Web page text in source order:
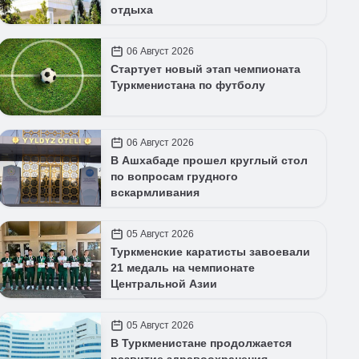
отдыха
06 Август 2026
Стартует новый этап чемпионата
Туркменистана по футболу
06 Август 2026
В Ашхабаде прошел круглый стол
по вопросам грудного
вскармливания
05 Август 2026
Туркменские каратисты завоевали
21 медаль на чемпионате
Центральной Азии
05 Август 2026
В Туркменистане продолжается